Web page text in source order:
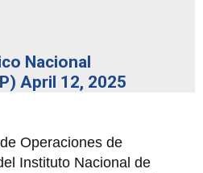
Nacional
April 12, 2025
Operaciones de
Instituto Nacional de